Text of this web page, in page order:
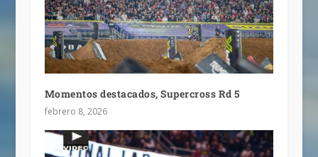
Momentos destacados, Supercross Rd 5
febrero 8, 2026